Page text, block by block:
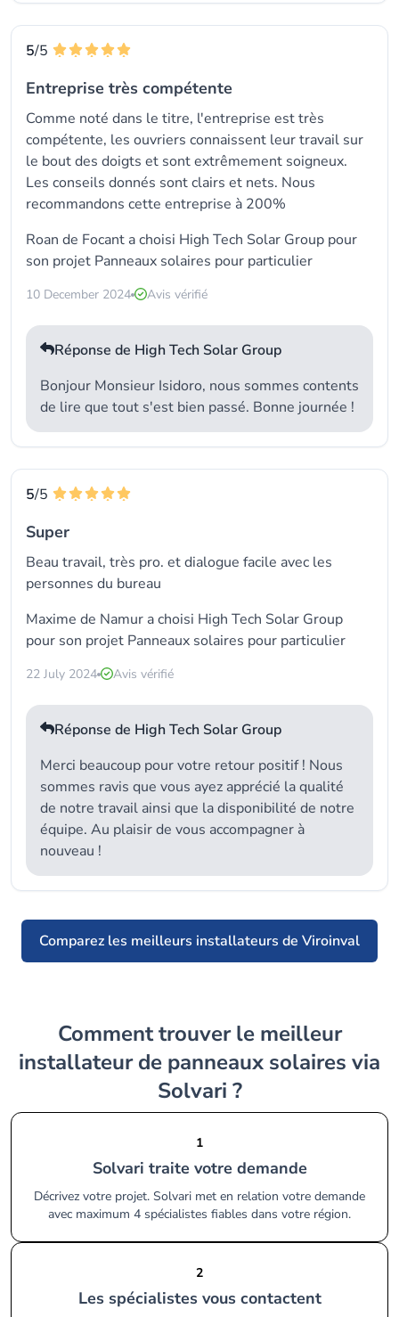
5/5
Entreprise très compétente
Comme noté dans le titre, l'entreprise est très
compétente, les ouvriers connaissent leur travail sur
le bout des doigts et sont extrêmement soigneux.
Les conseils donnés sont clairs et nets. Nous
recommandons cette entreprise à 200%
Roan de Focant a choisi High Tech Solar Group pour
son projet Panneaux solaires pour particulier
10 December 2024 Avis vérifié
Réponse de High Tech Solar Group
Bonjour Monsieur Isidoro, nous sommes contents
de lire que tout s'est bien passé. Bonne journée !
5/5
Super
Beau travail, très pro. et dialogue facile avec les
personnes du bureau
Maxime de Namur a choisi High Tech Solar Group
pour son projet Panneaux solaires pour particulier
22 July 2024 Avis vérifié
Réponse de High Tech Solar Group
Merci beaucoup pour votre retour positif ! Nous
sommes ravis que vous ayez apprécié la qualité
de notre travail ainsi que la disponibilité de notre
équipe. Au plaisir de vous accompagner à
nouveau !
Comparez les meilleurs installateurs de Viroinval
Comment trouver le meilleur
installateur de panneaux solaires via
Solvari ?
1
Solvari traite votre demande
Décrivez votre projet. Solvari met en relation votre demande
avec maximum 4 spécialistes fiables dans votre région.
2
Les spécialistes vous contactent